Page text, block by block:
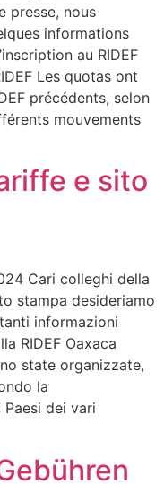
presse, nous
informations
au RIDEF
Les quotas ont
précédents, selon
mouvements
e sito
Cari colleghi della
stampa desideriamo
informazioni
RIDEF Oaxaca
state organizzate,
la
dei vari